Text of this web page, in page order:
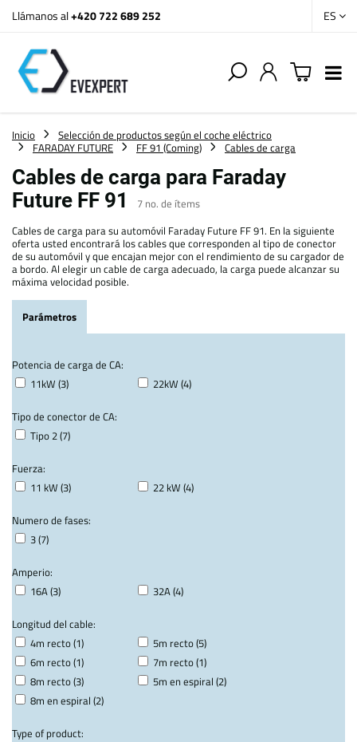
Llámanos al+420 722 689 252 ES
Inicio
Selección de productos según el coche eléctrico
FARADAY FUTURE
FF 91 (Coming) Cables de carga
Cables de carga para Faraday
Future FF 91
7 no. de ítems
Cables de carga para su automóvil Faraday Future FF 91. En la siguiente
oferta usted encontrará los cables que corresponden al tipo de conector
de su automóvil y que encajan mejor con el rendimiento de su cargador de
a bordo. Al elegir un cable de carga adecuado, la carga puede alcanzar su
máxima velocidad posible.
Parámetros
Potencia de carga de CA:
11kW (3)
22kW (4)
Tipo de conector de CA:
Tipo 2 (7)
Fuerza:
11 kW (3)
22 kW (4)
Numero de fases:
3 (7)
Amperio:
16A (3)
32A (4)
Longitud del cable:
4m recto (1)
5m recto (5)
6m recto (1)
7m recto (1)
8m recto (3)
5m en espiral (2)
8m en espiral (2)
Type of product: